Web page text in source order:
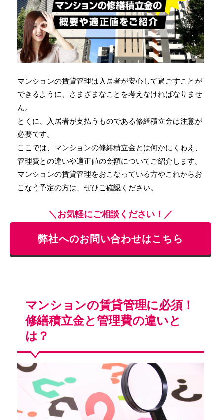
マンションの賃貸管理は入居者が安心して過ごすことが
できるように、さまざまなことを考えなければなりませ
ん。
とくに、入居者が支払うものである修繕積立金は注意が
必要です。
ここでは、マンションの修繕積立金とは何かにくわえ、
管理費との違いや適正値の金額についてご紹介します。
マンションの賃貸管理をおこなっている方やこれからお
こなう予定の方は、ぜひご確認ください。
＼お気軽にご相談ください！／
弊社へのお問い合わせはこちら
マンションの賃貸管理に必須！
修繕積立金と管理費の違いと
は？